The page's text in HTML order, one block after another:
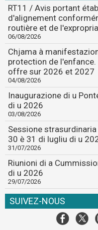
RT11 / Avis portant
d'alignement
routière et de
06/08/2026
Chjama à
protection de
offre sur 2026 et 2027
04/08/2026
Inaugurazione di u
di u 2026
03/08/2026
Sessione
30 è 31 di lugliu di u
31/07/2026
Riunioni di a
di u 2026
29/07/2026
SUIVEZ-NOUS